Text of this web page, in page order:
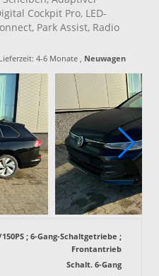
Cockpit Pro, LED-
Park Assist, Radio
4-6 Monate , Neuwagen
150PS ; 6-Gang-Schaltgetriebe ;
Frontantrieb
Schalt. 6-Gang